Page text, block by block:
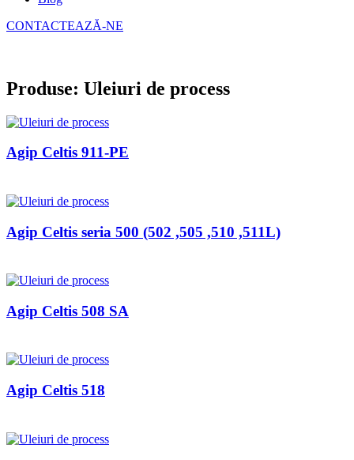
CONTACTEAZĂ-NE
Produse: Uleiuri de process
Agip Celtis 911-PE
Agip Celtis seria 500 (502 ,505 ,510 ,511L)
Agip Celtis 508 SA
Agip Celtis 518